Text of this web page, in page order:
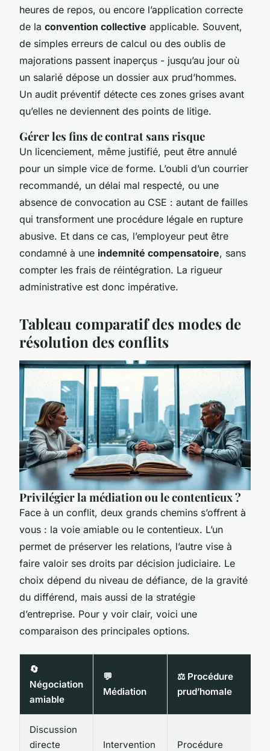
heures de repos, ou encore l’application correcte
de la convention collective applicable. Souvent,
de simples erreurs de calcul ou des oublis de
majorations passent inaperçus - jusqu’au jour où
un salarié dépose un dossier aux prud’hommes.
Un audit préventif détecte ces zones grises avant
qu’elles ne deviennent des points de litige.
Gérer les fins de contrat sans risque
Un licenciement, même justifié, peut être annulé
pour un simple vice de forme. L’oubli d’un courrier
recommandé, un délai mal respecté, ou une
absence de convocation au CSE : autant de failles
qui transforment une procédure légale en rupture
abusive. Et dans ce cas, l’employeur peut être
condamné à une indemnité compensatoire, sans
compter les frais de réintégration. La rigueur
administrative est donc impérative.
Tableau comparatif des modes de
résolution des conflits
Privilégier la médiation ou le contentieux ?
Face à un conflit, deux grands chemins s’offrent à
vous : la voie amiable ou le contentieux. L’un
permet de préserver les relations, l’autre vise à
faire valoir ses droits par décision judiciaire. Le
choix dépend du niveau de défiance, de la gravité
du différend, mais aussi de la stratégie
d’entreprise. Pour y voir clair, voici une
comparaison des principales options.
🔄
Négociation
amiable
💬
Médiation
⚖️ Procédure
prud’homale
Discussion
directe
Intervention
Procédure